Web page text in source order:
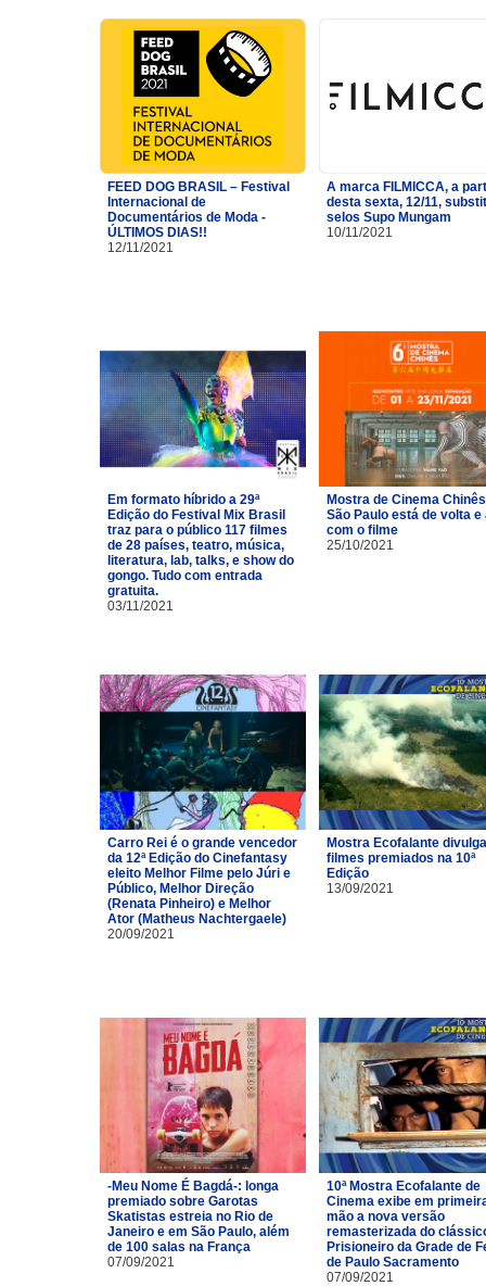
FEED DOG BRASIL – Festival
Internacional de
Documentários de Moda -
ÚLTIMOS DIAS!!
12/11/2021
A marca FILMICCA, a
desta sexta, 12/11,
selos Supo Mungam
10/11/2021
Em formato híbrido a 29ª
Edição do Festival Mix Brasil
traz para o público 117 filmes
de 28 países, teatro, música,
literatura, lab, talks, e show do
gongo. Tudo com entrada
gratuita.
03/11/2021
Mostra de Cinema
São Paulo está de volta e
com o filme
25/10/2021
Carro Rei é o grande vencedor
da 12ª Edição do Cinefantasy
eleito Melhor Filme pelo Júri e
Público, Melhor Direção
(Renata Pinheiro) e Melhor
Ator (Matheus Nachtergaele)
20/09/2021
Mostra Ecofalante
filmes premiados na 10ª
Edição
13/09/2021
-Meu Nome É Bagdá-: longa
premiado sobre Garotas
Skatistas estreia no Rio de
Janeiro e em São Paulo, além
de 100 salas na França
07/09/2021
10ª Mostra Ecofalante de
Cinema exibe em
mão a nova versão
remasterizada do
Prisioneiro da Grade de
de Paulo Sacramento
07/09/2021